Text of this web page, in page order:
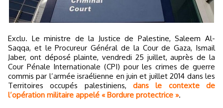
Exclu. Le ministre de la Justice de Palestine, Saleem Al-
Saqqa, et le Procureur Général de la Cour de Gaza, Ismail
Jaber, ont déposé plainte, vendredi 25 juillet, auprès de la
Cour Pénale Internationale (CPI) pour les crimes de guerre
commis par l’armée israélienne en juin et juillet 2014 dans les
Territoires occupés palestiniens, dans le contexte de
l’opération militaire appelé « Bordure protectrice ».